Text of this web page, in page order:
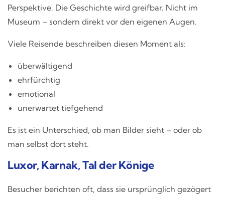
Perspektive. Die Geschichte wird greifbar. Nicht im
Museum – sondern direkt vor den eigenen Augen.
Viele Reisende beschreiben diesen Moment als:
überwältigend
ehrfürchtig
emotional
unerwartet tiefgehend
Es ist ein Unterschied, ob man Bilder sieht – oder ob
man selbst dort steht.
Luxor, Karnak, Tal der Könige
Besucher berichten oft, dass sie ursprünglich gezögert